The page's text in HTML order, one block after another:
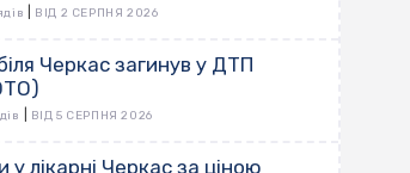
ВІД 2 СЕРПНЯ 2026
Черкас загинув у ДТП
ВІД 5 СЕРПНЯ 2026
у лікарні Черкас за ціною